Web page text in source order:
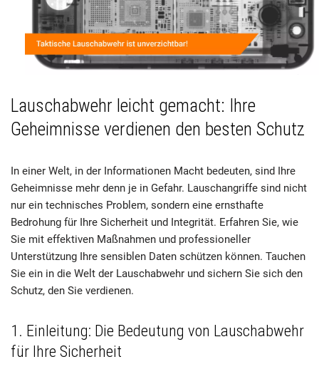
Lauschabwehr leicht gemacht: Ihre
Geheimnisse verdienen den besten Schutz
In einer Welt, in der Informationen Macht bedeuten, sind Ihre
Geheimnisse mehr denn je in Gefahr. Lauschangriffe sind nicht
nur ein technisches Problem, sondern eine ernsthafte
Bedrohung für Ihre Sicherheit und Integrität. Erfahren Sie, wie
Sie mit effektiven Maßnahmen und professioneller
Unterstützung Ihre sensiblen Daten schützen können. Tauchen
Sie ein in die Welt der Lauschabwehr und sichern Sie sich den
Schutz, den Sie verdienen.
1. Einleitung: Die Bedeutung von Lauschabwehr
für Ihre Sicherheit